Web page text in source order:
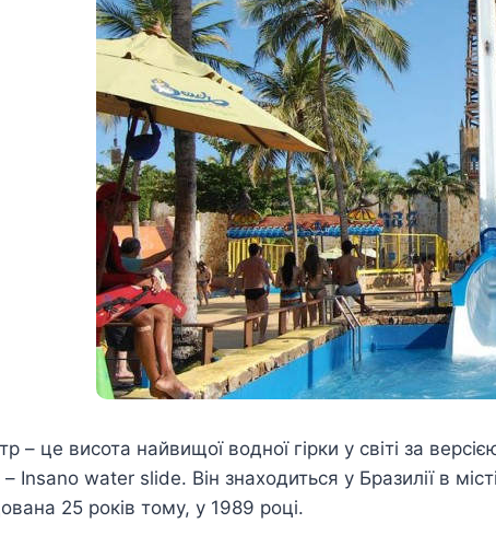
– це висота найвищої водної гірки у світі за
– Insano water slide. Він знаходиться у Бразилії в
25 років тому, у 1989 році.